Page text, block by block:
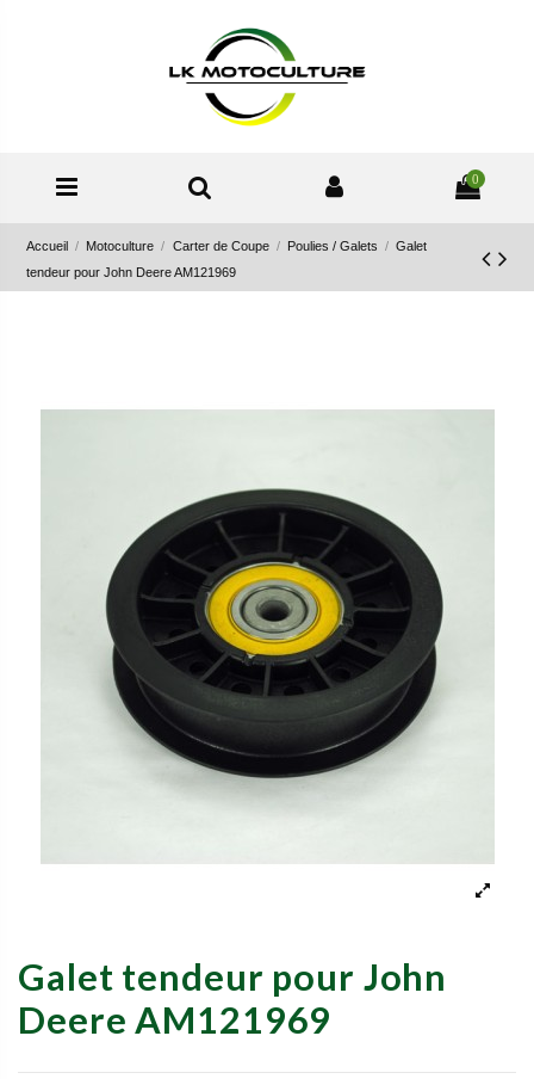
0
Accueil Motoculture Carter de Coupe Poulies / Galets
Galet
tendeur pour John Deere AM121969
Galet tendeur pour John
Deere AM121969